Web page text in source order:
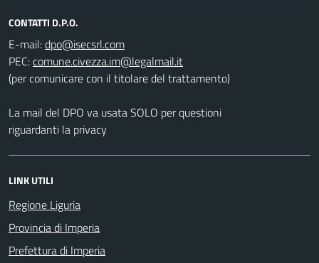
CONTATTI D.P.O.
E-mail:
PEC:
(per comunicare con il titolare del trattamento)
La mail del DPO va usata SOLO per questioni
riguardanti la privacy
LINK UTILI
Regione Liguria
Provincia di Imperia
Prefettura di Imperia